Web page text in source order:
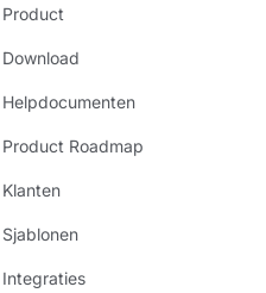
Product
Download
Helpdocumenten
Product Roadmap
Klanten
Sjablonen
Integraties